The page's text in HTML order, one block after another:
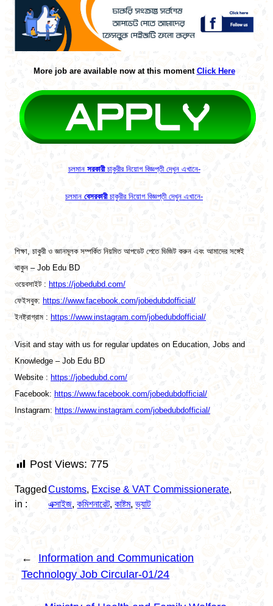
More job are available now at this moment Click Here
চলমান সরকারীচাকুরীর নিয়োগ বিজ্ঞপ্তী দেখুন এখানে-
চলমান বেসরকারীচাকুরীর নিয়োগ বিজ্ঞপ্তী দেখুন এখানে-
শিক্ষা, চাকুরী ও জ্ঞানমূলক সম্পর্কিত নিয়মিত আপডেট পেতে ভিজিট করুন এবং আমাদের সঙ্গেই
থাকুন – Job Edu BD
ওয়েবসাইট : https://jobedubd.com/
ফেইসবুক: https://www.facebook.com/jobedubdofficial/
ইনষ্ট্রাগ্রাম : https://www.instagram.com/jobedubdofficial/
Visit and stay with us for regular updates on Education, Jobs and
Knowledge – Job Edu BD
Website : https://jobedubd.com/
Facebook: https://www.facebook.com/jobedubdofficial/
Instagram: https://www.instagram.com/jobedubdofficial/
Post Views: 775
Tagged
in :
Customs, Excise & VAT Commissionerate
এক্সাইজ, কমিশনারেট, কাষ্টম, ভ্যাট
←
Information and Communication
Technology Job Circular-01/24